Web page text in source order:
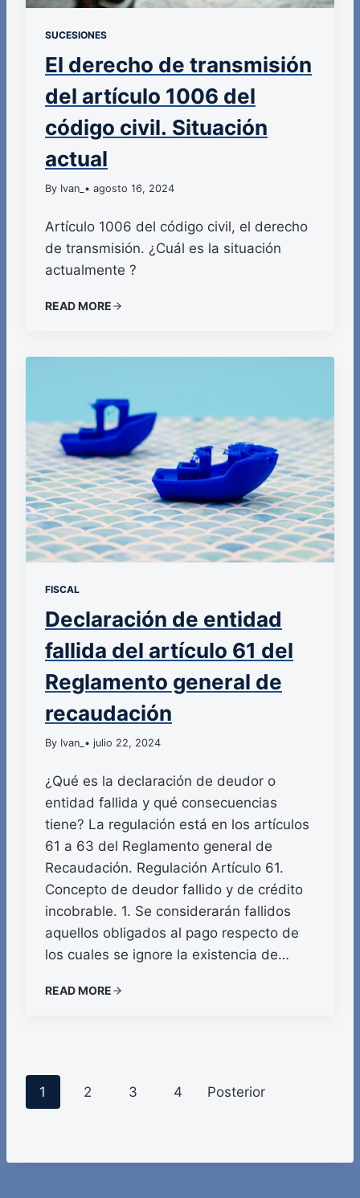
SUCESIONES
El derecho de transmisión
del artículo 1006 del
código civil. Situación
actual
By Ivan_ • agosto 16, 2024
Artículo 1006 del código civil, el derecho
de transmisión. ¿Cuál es la situación
actualmente ?
READ MORE
FISCAL
Declaración de entidad
fallida del artículo 61 del
Reglamento general de
recaudación
By Ivan_ • julio 22, 2024
¿Qué es la declaración de deudor o
entidad fallida y qué consecuencias
tiene? La regulación está en los artículos
61 a 63 del Reglamento general de
Recaudación. Regulación Artículo 61.
Concepto de deudor fallido y de crédito
incobrable. 1. Se considerarán fallidos
aquellos obligados al pago respecto de
los cuales se ignore la existencia de…
READ MORE
s
1 2 3 4 Posterior